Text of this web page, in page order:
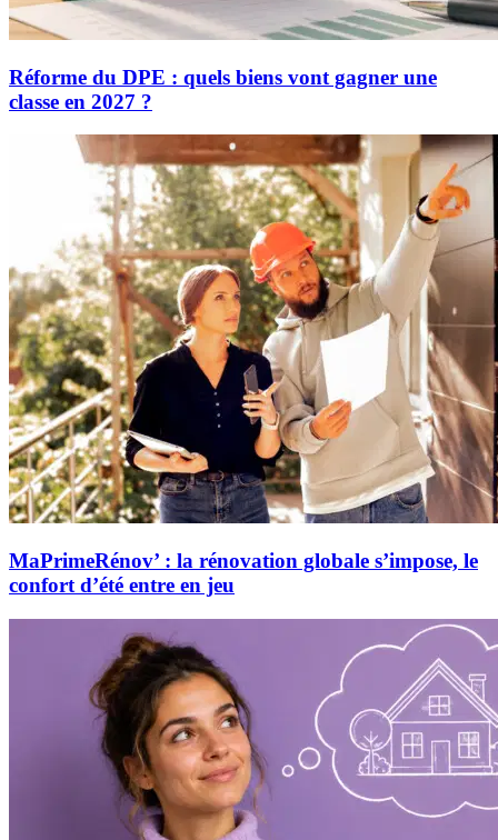
Réforme du DPE : quels biens vont gagner une
classe en 2027 ?
MaPrimeRénov’ : la rénovation globale s’impose, le
confort d’été entre en jeu